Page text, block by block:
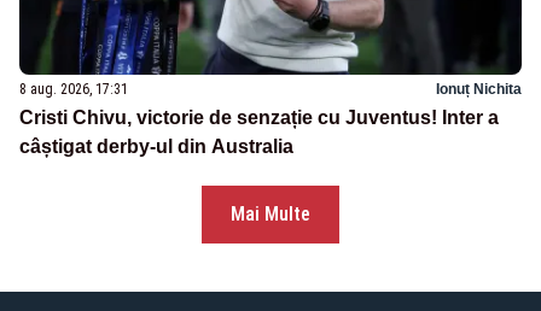
8 aug. 2026, 17:31 Ionuț Nichita
Cristi Chivu, victorie de senzație cu Juventus! Inter a
câștigat derby-ul din Australia
Mai Multe